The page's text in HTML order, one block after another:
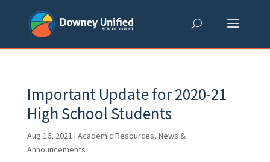
content
Important Update for 2020-21
High School Students
Aug 16, 2021 | Academic Resources, News &
Announcements